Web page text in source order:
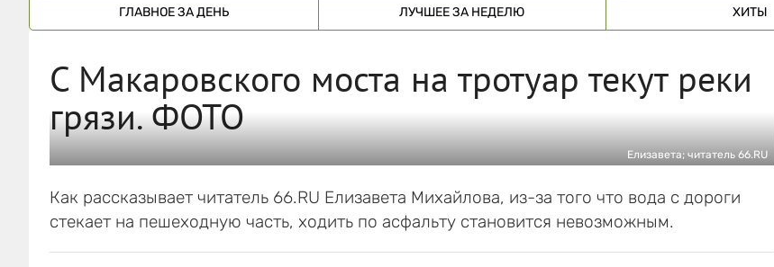
ГЛАВНОЕ ЗА ДЕНЬ ЛУЧШЕЕ ЗА НЕДЕЛЮ ХИТЫ
С Макаровского моста на тротуар текут реки
грязи. ФОТО
Елизавета; читатель 66.RU
Как рассказывает читатель 66.RU Елизавета Михайлова, из-за того что вода с дороги
стекает на пешеходную часть, ходить по асфальту становится невозможным.